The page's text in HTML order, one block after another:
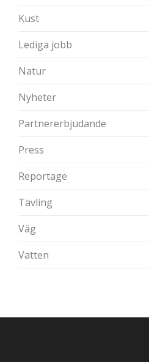
Kust
Lediga jobb
Natur
Nyheter
Partnererbjudande
Press
Reportage
Tävling
Väg
Vatten